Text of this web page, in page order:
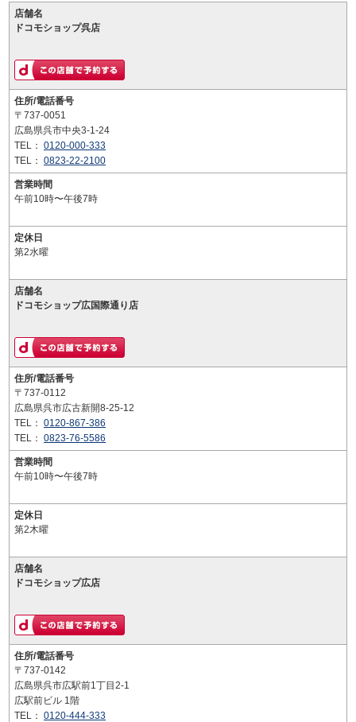
店舗名
ドコモショップ呉店
住所/電話番号
〒737-0051
広島県呉市中央3-1-24
TEL： 0120-000-333
TEL： 0823-22-2100
営業時間
午前10時〜午後7時
定休日
第2水曜
店舗名
ドコモショップ広国際通り店
住所/電話番号
〒737-0112
広島県呉市広古新開8-25-12
TEL： 0120-867-386
TEL： 0823-76-5586
営業時間
午前10時〜午後7時
定休日
第2木曜
店舗名
ドコモショップ広店
住所/電話番号
〒737-0142
広島県呉市広駅前1丁目2-1
広駅前ビル 1階
TEL： 0120-444-333